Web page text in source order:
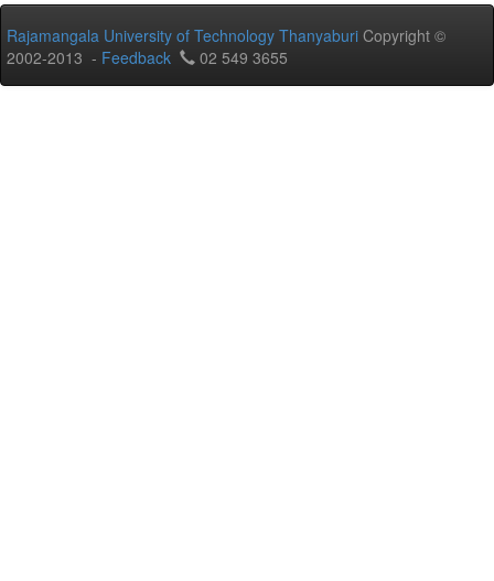
Rajamangala University of Technology Thanyaburi Copyright ©
2002-2013 - Feedback 02 549 3655